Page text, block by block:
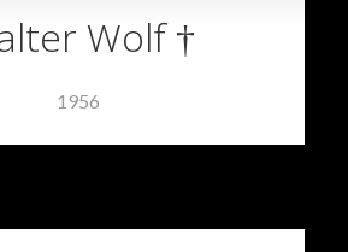
Wolf †
1956